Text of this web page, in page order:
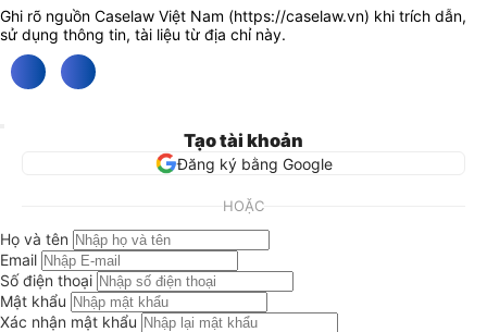
Ghi rõ nguồn Caselaw Việt Nam (https://caselaw.vn) khi trích dẫn,
sử dụng thông tin, tài liệu từ địa chỉ này.
Tạo tài khoản
Đăng ký bằng Google
HOẶC
Họ và tên
Email
Số điện thoại
Mật khẩu
Xác nhận mật khẩu